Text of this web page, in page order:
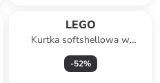
LEGO
Kurtka softshellowa w
kolorze granatowym
-52%